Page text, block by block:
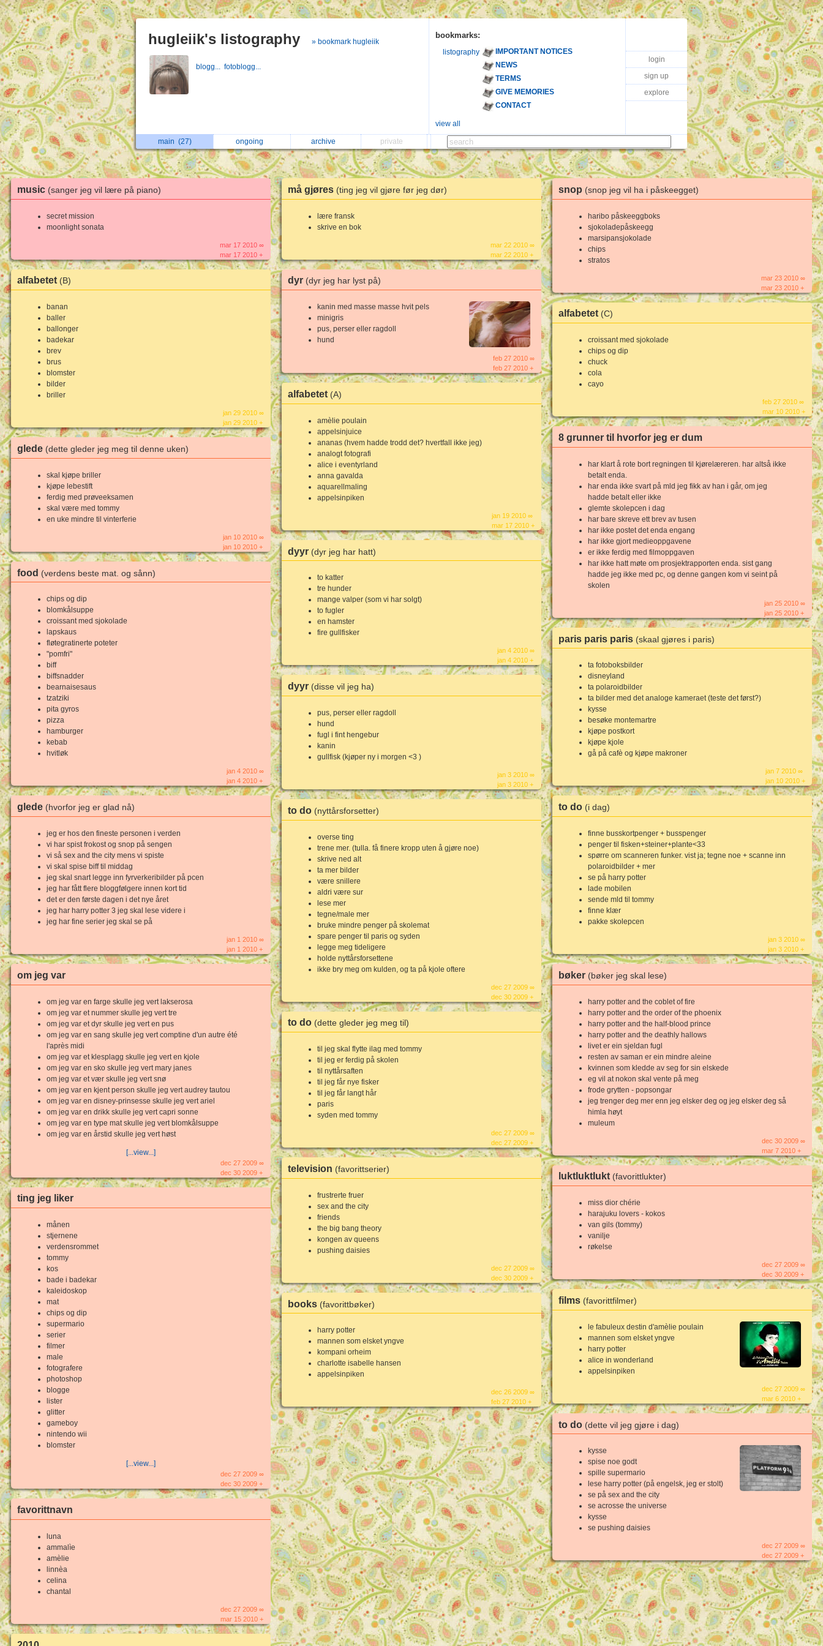
hugleiik's listography » bookmark hugleiik
blogg... fotoblogg...
bookmarks:
listography
IMPORTANT NOTICES
NEWS
TERMS
GIVE MEMORIES
CONTACT
view all
login
sign up
explore
main (27) ongoing archive private
music (sanger jeg vil lære på piano)
secret mission
moonlight sonata
mar 17 2010 ∞
mar 17 2010 +
alfabetet (B)
banan
baller
ballonger
badekar
brev
brus
blomster
bilder
briller
jan 29 2010 ∞
jan 29 2010 +
glede (dette gleder jeg meg til denne uken)
skal kjøpe briller
kjøpe lebestift
ferdig med prøveeksamen
skal være med tommy
en uke mindre til vinterferie
jan 10 2010 ∞
jan 10 2010 +
food (verdens beste mat. og sånn)
chips og dip
blomkålsuppe
croissant med sjokolade
lapskaus
fløtegratinerte poteter
"pomfri"
biff
biffsnadder
bearnaisesaus
tzatziki
pita gyros
pizza
hamburger
kebab
hvitløk
jan 4 2010 ∞
jan 4 2010 +
glede (hvorfor jeg er glad nå)
jeg er hos den fineste personen i verden
vi har spist frokost og snop på sengen
vi så sex and the city mens vi spiste
vi skal spise biff til middag
jeg skal snart legge inn fyrverkeribilder på pcen
jeg har fått flere bloggfølgere innen kort tid
det er den første dagen i det nye året
jeg har harry potter 3 jeg skal lese videre i
jeg har fine serier jeg skal se på
jan 1 2010 ∞
jan 1 2010 +
om jeg var
om jeg var en farge skulle jeg vert lakserosa
om jeg var et nummer skulle jeg vert tre
om jeg var et dyr skulle jeg vert en pus
om jeg var en sang skulle jeg vert comptine d'un autre été
l'après midi
om jeg var et klesplagg skulle jeg vert en kjole
om jeg var en sko skulle jeg vert mary janes
om jeg var et vær skulle jeg vert snø
om jeg var en kjent person skulle jeg vert audrey tautou
om jeg var en disney-prinsesse skulle jeg vert ariel
om jeg var en drikk skulle jeg vert capri sonne
om jeg var en type mat skulle jeg vert blomkålsuppe
om jeg var en årstid skulle jeg vert høst
[...view...]
dec 27 2009 ∞
dec 30 2009 +
ting jeg liker
månen
stjernene
verdensrommet
tommy
kos
bade i badekar
kaleidoskop
mat
chips og dip
supermario
serier
filmer
male
fotografere
photoshop
blogge
lister
glitter
gameboy
nintendo wii
blomster
[...view...]
dec 27 2009 ∞
dec 30 2009 +
favorittnavn
luna
ammalìe
amèlie
linnèa
celina
chantal
dec 27 2009 ∞
mar 15 2010 +
må gjøres (ting jeg vil gjøre før jeg dør)
lære fransk
skrive en bok
mar 22 2010 ∞
mar 22 2010 +
dyr (dyr jeg har lyst på)
kanin med masse masse hvit pels
minigris
pus, perser eller ragdoll
hund
feb 27 2010 ∞
feb 27 2010 +
alfabetet (A)
amèlie poulain
appelsinjuice
ananas (hvem hadde trodd det? hvertfall ikke jeg)
analogt fotografi
alice i eventyrland
anna gavalda
aquarellmaling
appelsinpiken
jan 19 2010 ∞
mar 17 2010 +
dyyr (dyr jeg har hatt)
to katter
tre hunder
mange valper (som vi har solgt)
to fugler
en hamster
fire gullfisker
jan 4 2010 ∞
jan 4 2010 +
dyyr (disse vil jeg ha)
pus, perser eller ragdoll
hund
fugl i fint hengebur
kanin
gullfisk (kjøper ny i morgen <3 )
jan 3 2010 ∞
jan 3 2010 +
to do (nyttårsforsetter)
overse ting
trene mer. (tulla. få finere kropp uten å gjøre noe)
skrive ned alt
ta mer bilder
være snillere
aldri være sur
lese mer
tegne/male mer
bruke mindre penger på skolemat
spare penger til paris og syden
legge meg tideligere
holde nyttårsforsettene
ikke bry meg om kulden, og ta på kjole oftere
dec 27 2009 ∞
dec 30 2009 +
to do (dette gleder jeg meg til)
til jeg skal flytte ilag med tommy
til jeg er ferdig på skolen
til nyttårsaften
til jeg får nye fisker
til jeg får langt hår
paris
syden med tommy
dec 27 2009 ∞
dec 27 2009 +
television (favorittserier)
frustrerte fruer
sex and the city
friends
the big bang theory
kongen av queens
pushing daisies
dec 27 2009 ∞
dec 30 2009 +
books (favorittbøker)
harry potter
mannen som elsket yngve
kompani orheim
charlotte isabelle hansen
appelsinpiken
dec 26 2009 ∞
feb 27 2010 +
snop (snop jeg vil ha i påskeegget)
haribo påskeeggboks
sjokoladepåskeegg
marsipansjokolade
chips
stratos
mar 23 2010 ∞
mar 23 2010 +
alfabetet (C)
croissant med sjokolade
chips og dip
chuck
cola
cayo
feb 27 2010 ∞
mar 10 2010 +
8 grunner til hvorfor jeg er dum
har klart å rote bort regningen til kjørelæreren. har altså ikke
betalt enda.
har enda ikke svart på mld jeg fikk av han i går, om jeg
hadde betalt eller ikke
glemte skolepcen i dag
har bare skreve ett brev av tusen
har ikke postet det enda engang
har ikke gjort medieoppgavene
er ikke ferdig med filmoppgaven
har ikke hatt møte om prosjektrapporten enda. sist gang
hadde jeg ikke med pc, og denne gangen kom vi seint på
skolen
jan 25 2010 ∞
jan 25 2010 +
paris paris paris (skaal gjøres i paris)
ta fotoboksbilder
disneyland
ta polaroidbilder
ta bilder med det analoge kameraet (teste det først?)
kysse
besøke montemartre
kjøpe postkort
kjøpe kjole
gå på cafè og kjøpe makroner
jan 7 2010 ∞
jan 10 2010 +
to do (i dag)
finne busskortpenger + busspenger
penger til fisken+steiner+plante<33
spørre om scanneren funker. vist ja; tegne noe + scanne inn
polaroidbilder + mer
se på harry potter
lade mobilen
sende mld til tommy
finne klær
pakke skolepcen
jan 3 2010 ∞
jan 3 2010 +
bøker (bøker jeg skal lese)
harry potter and the coblet of fire
harry potter and the order of the phoenix
harry potter and the half-blood prince
harry potter and the deathly hallows
livet er ein sjeldan fugl
resten av saman er ein mindre aleine
kvinnen som kledde av seg for sin elskede
eg vil at nokon skal vente på meg
frode grytten - popsongar
jeg trenger deg mer enn jeg elsker deg og jeg elsker deg så
himla høyt
muleum
dec 30 2009 ∞
mar 7 2010 +
luktluktlukt (favorittlukter)
miss dior chérie
harajuku lovers - kokos
van gils (tommy)
vanilje
røkelse
dec 27 2009 ∞
dec 30 2009 +
films (favorittfilmer)
le fabuleux destin d'amèlie poulain
mannen som elsket yngve
harry potter
alice in wonderland
appelsinpiken
dec 27 2009 ∞
mar 6 2010 +
to do (dette vil jeg gjøre i dag)
kysse
spise noe godt
spille supermario
lese harry potter (på engelsk, jeg er stolt)
se på sex and the city
se acrosse the universe
kysse
se pushing daisies
dec 27 2009 ∞
dec 27 2009 +